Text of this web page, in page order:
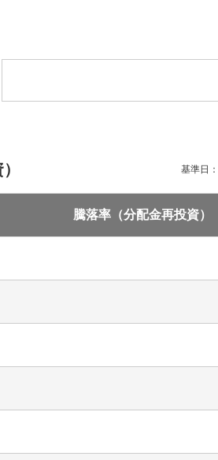
基準日：
騰落率（分配金再投資）